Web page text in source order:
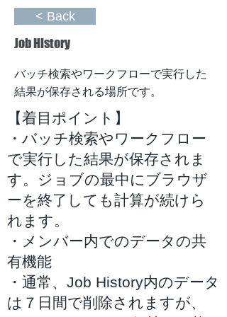
< Back
Job History
バッチ検索やワークフローで実行した
結果が保存される場所です。
【着目ポイント】
・バッチ検索やワークフロー
で実行した結果が保存されま
す。ジョブの最中にブラウザ
ーを終了しても計算が続けら
れます。
・メンバー内でのデータの共
有機能
・通常、Job History内のデータ
は７日間で削除されますが、